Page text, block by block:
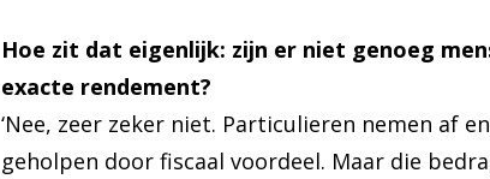
Hoe zit dat eigenlijk: zijn er niet genoeg
exacte rendement?
‘Nee, zeer zeker niet. Particulieren nemen af
geholpen door fiscaal voordeel. Maar die